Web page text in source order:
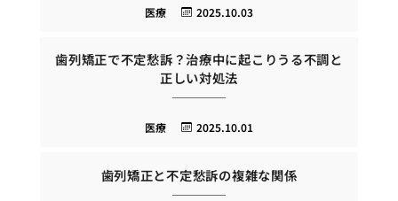
2025.10.03
医療
歯列矯正で不定愁訴？治療中に起こりうる不調と
正しい対処法
2025.10.01
医療
歯列矯正と不定愁訴の複雑な関係